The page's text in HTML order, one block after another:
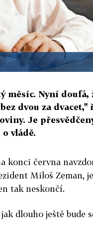
měsíc. Nyní doufá,
dvou za dvacet,"
Je
vládě.
konci června
Miloš Zeman,
tak neskončí.
dlouho ještě bude